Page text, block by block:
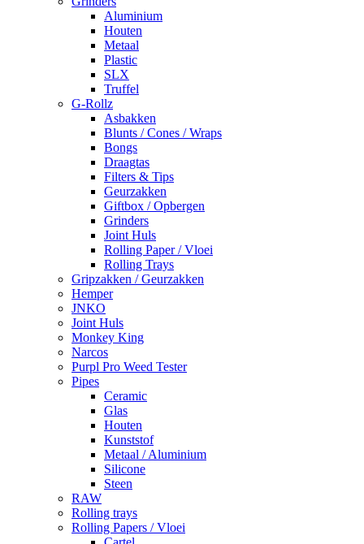
Aluminium
Houten
Metaal
Plastic
SLX
Truffel
G-Rollz
Asbakken
Blunts / Cones / Wraps
Bongs
Draagtas
Filters & Tips
Geurzakken
Giftbox / Opbergen
Grinders
Joint Huls
Rolling Paper / Vloei
Rolling Trays
Gripzakken / Geurzakken
Hemper
JNKO
Joint Huls
Monkey King
Narcos
Purpl Pro Weed Tester
Pipes
Ceramic
Glas
Houten
Kunststof
Metaal / Aluminium
Silicone
Steen
RAW
Rolling trays
Rolling Papers / Vloei